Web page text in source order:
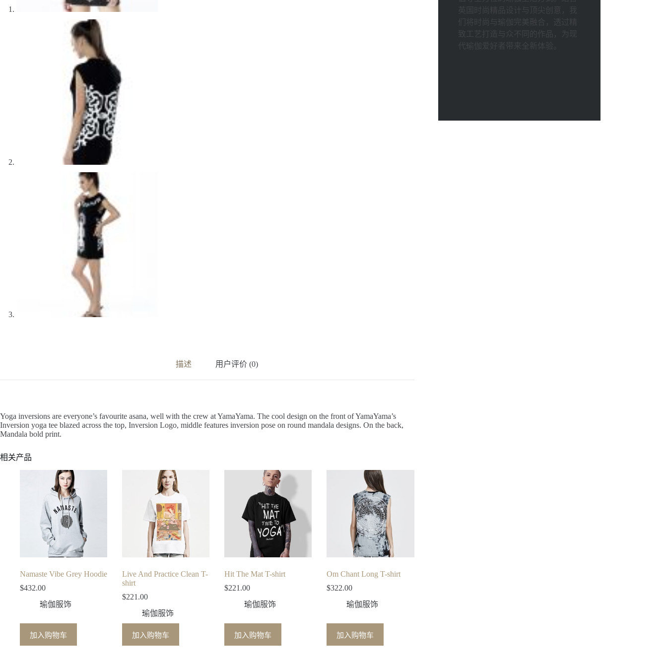
描述 用户评价 (0)
Yoga inversions are everyone’s favourite asana, well with the crew at YamaYama. The cool design on the front of YamaYama’s
Inversion yoga tee blazed across the top, Inversion Logo, middle features inversion pose on round mandala designs. On the back,
Mandala bold print.
相关产品
Namaste Vibe Grey Hoodie
$432.00
瑜伽服饰
加入购物车
Live And Practice Clean T-
shirt
$221.00
瑜伽服饰
加入购物车
Hit The Mat T-shirt
$221.00
瑜伽服饰
加入购物车
Om Chant Long T-shirt
$322.00
瑜伽服饰
加入购物车